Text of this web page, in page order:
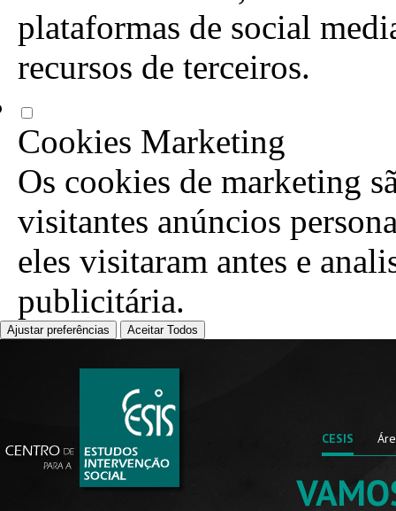
plataformas de social
recursos de terceiros.
Cookies Marketing
Os cookies de marketing
visitantes anúncios
eles visitaram antes e
publicitária.
Ajustar preferências Aceitar Todos
CESIS